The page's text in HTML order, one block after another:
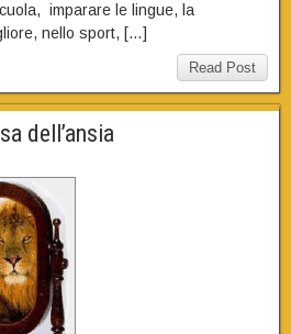
imparare le lingue, la
nello sport, […]
Read Post
dell’ansia